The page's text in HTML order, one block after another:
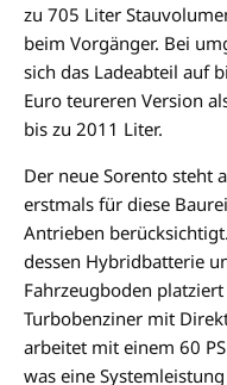
zu 705 Liter
beim Vorgänger. Bei
sich das Ladeabteil auf
Euro teureren Version
bis zu 2011 Liter.
Der neue Sorento steht
erstmals für diese
Antrieben
dessen Hybridbatterie
Fahrzeugboden
Turbobenziner mit
arbeitet mit einem 60
was eine